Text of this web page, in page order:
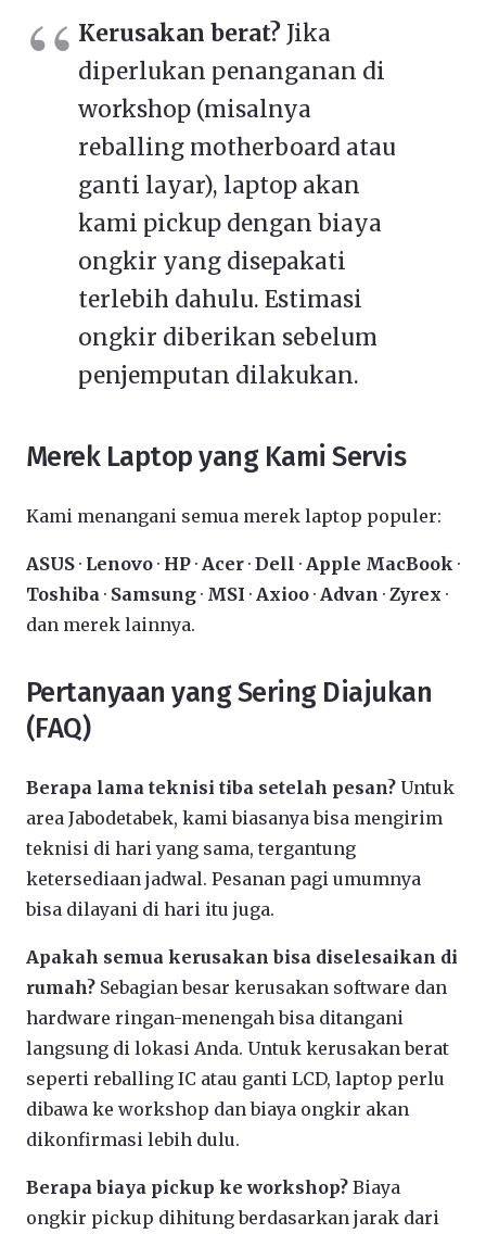
Kerusakan berat? Jika
diperlukan penanganan di
workshop (misalnya
reballing motherboard atau
ganti layar), laptop akan
kami pickup dengan biaya
ongkir yang disepakati
terlebih dahulu. Estimasi
ongkir diberikan sebelum
penjemputan dilakukan.
Merek Laptop yang Kami Servis
Kami menangani semua merek laptop populer:
ASUS · Lenovo · HP · Acer · Dell · Apple MacBook ·
Toshiba · Samsung · MSI · Axioo · Advan · Zyrex ·
dan merek lainnya.
Pertanyaan yang Sering Diajukan
(FAQ)
Berapa lama teknisi tiba setelah pesan? Untuk
area Jabodetabek, kami biasanya bisa mengirim
teknisi di hari yang sama, tergantung
ketersediaan jadwal. Pesanan pagi umumnya
bisa dilayani di hari itu juga.
Apakah semua kerusakan bisa diselesaikan di
rumah? Sebagian besar kerusakan software dan
hardware ringan-menengah bisa ditangani
langsung di lokasi Anda. Untuk kerusakan berat
seperti reballing IC atau ganti LCD, laptop perlu
dibawa ke workshop dan biaya ongkir akan
dikonfirmasi lebih dulu.
Berapa biaya pickup ke workshop? Biaya
ongkir pickup dihitung berdasarkan jarak dari